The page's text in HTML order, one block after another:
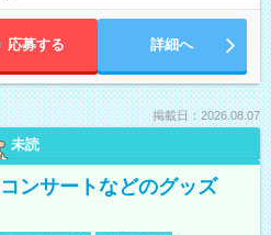
応募する 詳細へ
掲載日：2026.08.07
未読
ンサートなどのグッズ